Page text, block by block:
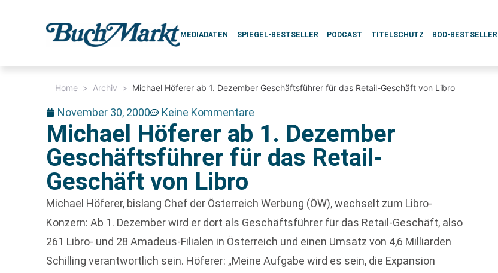
MEDIADATEN SPIEGEL-BESTSELLER PODCAST TITELSCHUTZ BOD-BESTSELLER
Home > Archiv > Michael Höferer ab 1. Dezember Geschäftsführer für das Retail-Geschäft von Libro
November 30, 2000 Keine Kommentare
Michael Höferer ab 1. Dezember
Geschäftsführer für das Retail-
Geschäft von Libro
Michael Höferer, bislang Chef der Österreich Werbung (ÖW), wechselt zum Libro-
Konzern: Ab 1. Dezember wird er dort als Geschäftsführer für das Retail-Geschäft, also
261 Libro- und 28 Amadeus-Filialen in Österreich und einen Umsatz von 4,6 Milliarden
Schilling verantwortlich sein. Höferer: „Meine Aufgabe wird es sein, die Expansion